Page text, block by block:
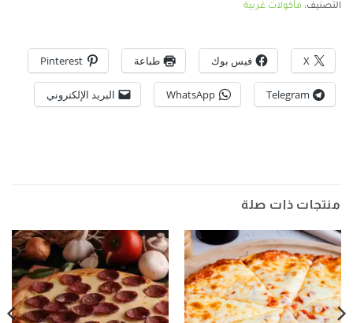
التصنيف: مأكولات غربية
X فيس بوك طباعة Pinterest
Telegram
WhatsApp البريد الإلكتروني
منتجات ذات صلة